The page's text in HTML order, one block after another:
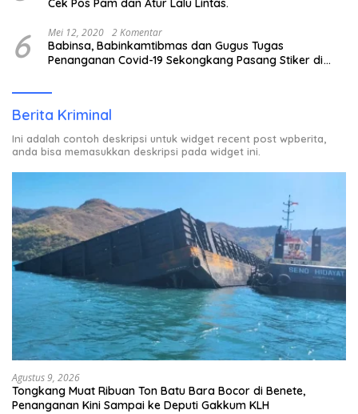
Cek Pos Pam dan Atur Lalu Lintas.
6 Mei 12, 2020 2 Komentar
Babinsa, Babinkamtibmas dan Gugus Tugas
Penanganan Covid-19 Sekongkang Pasang Stiker di
Berita Kriminal
Ini adalah contoh deskripsi untuk widget recent post wpberita,
anda bisa memasukkan deskripsi pada widget ini.
Agustus 9, 2026
Tongkang Muat Ribuan Ton Batu Bara Bocor di Benete,
Penanganan Kini Sampai ke Deputi Gakkum KLH